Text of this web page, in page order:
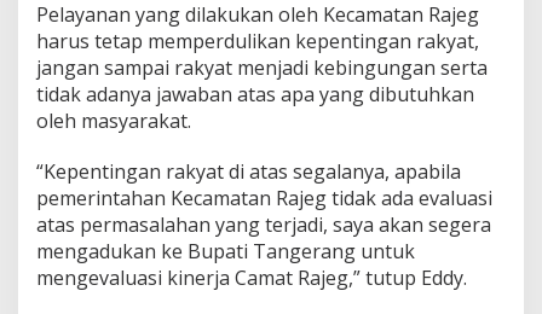
Pelayanan yang dilakukan oleh Kecamatan Rajeg
harus tetap memperdulikan kepentingan rakyat,
jangan sampai rakyat menjadi kebingungan serta
tidak adanya jawaban atas apa yang dibutuhkan
oleh masyarakat.
“Kepentingan rakyat di atas segalanya, apabila
pemerintahan Kecamatan Rajeg tidak ada evaluasi
atas permasalahan yang terjadi, saya akan segera
mengadukan ke Bupati Tangerang untuk
mengevaluasi kinerja Camat Rajeg,” tutup Eddy.